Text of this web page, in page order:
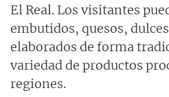
El Real. Los visitantes
embutidos, quesos,
elaborados de forma
variedad de productos
regiones.